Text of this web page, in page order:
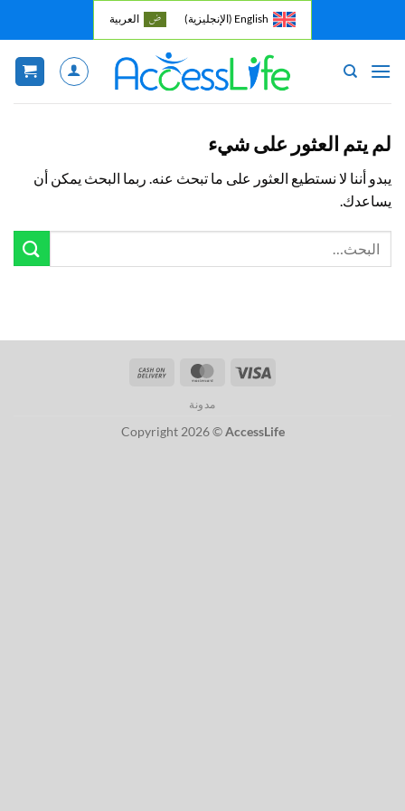
English
(الإنجليزية) العربية
لم يتم العثور على شيء
يبدو أننا لا نستطيع العثور على ما تبحث عنه. ربما البحث يمكن أن
يساعدك.
Visa
MasterCard
مدونة
Copyright 2026 ©AccessLife